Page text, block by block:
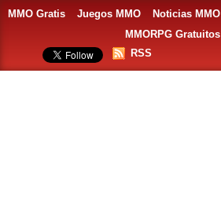
MMO Gratis Juegos MMO Noticias MMO
MMORPG Gratuitos
RSS